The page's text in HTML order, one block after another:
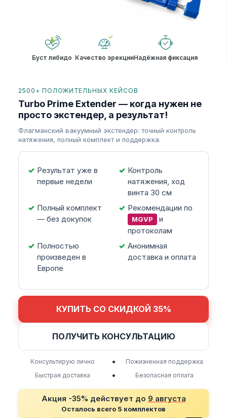
Буст либидо Качество эрекцииНадёжная фиксация
2500+ ПОЛОЖИТЕЛЬНЫХ КЕЙСОВ
Turbo Prime Extender — когда нужен не
просто экстендер, а результат!
Флагманский вакуумный экстендер: точный контроль
натяжения, полный комплект и поддержка.
Результат уже в
первые недели
Контроль
натяжения, ход
винта 30 см
Полный комплект
— без докупок
Рекомендации по
MGVP
и
протоколам
Полностью
произведен в
Европе
Анонимная
доставка и оплата
КУПИТЬ СО СКИДКОЙ 35%
ПОЛУЧИТЬ КОНСУЛЬТАЦИЮ
Консультирую лично •
Пожизненная поддержка
Быстрая доставка
• Безопасная оплата
Акция -35% действует до 9 августа
Осталось всего 5 комплектов